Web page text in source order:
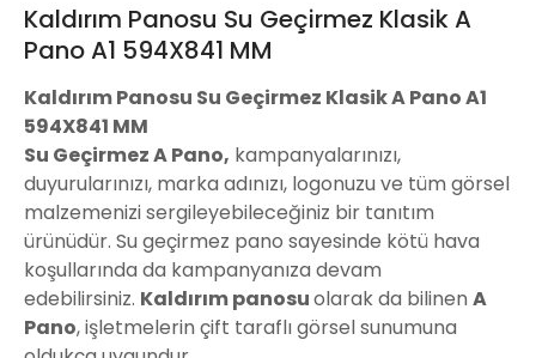
Kaldırım Panosu Su Geçirmez Klasik A
Pano A1 594X841 MM
Kaldırım Panosu Su Geçirmez Klasik A Pano A1
594X841 MM
Su Geçirmez A Pano, kampanyalarınızı,
duyurularınızı, marka adınızı, logonuzu ve tüm görsel
malzemenizi sergileyebileceğiniz bir tanıtım
ürünüdür. Su geçirmez pano sayesinde kötü hava
koşullarında da kampanyanıza devam
edebilirsiniz. Kaldırım panosuolarak da bilinen A
Pano, işletmelerin çift taraflı görsel sunumuna